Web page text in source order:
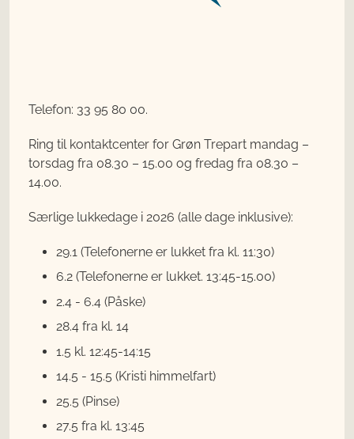
Telefon: 33 95 80 00.
Ring til kontaktcenter for Grøn Trepart mandag –
torsdag fra 08.30 – 15.00 og fredag fra 08.30 –
14.00.
Særlige lukkedage i 2026 (alle dage inklusive):
29.1 (Telefonerne er lukket fra kl. 11:30)
6.2 (Telefonerne er lukket. 13:45-15.00)
2.4 - 6.4 (Påske)
28.4 fra kl. 14
1.5 kl. 12:45-14:15
14.5 - 15.5 (Kristi himmelfart)
25.5 (Pinse)
27.5 fra kl. 13:45